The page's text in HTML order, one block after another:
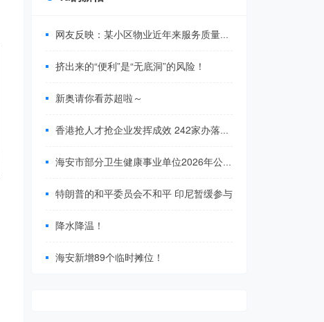
网友反映：某小区物业近年来服务质量每况愈下，致使目前小区出现各种各样的问题...
挤出来的“便利”是“无底洞”的风险！
新奥请你看苏超啦～
香港抢人才抢企业发挥成效 242家办落户香港
海安市部分卫生健康事业单位2026年公开招聘工作人员公告
特朗普的和平委员会不和平 印尼暂缓参与
降水降温！
海安新增89个临时摊位！